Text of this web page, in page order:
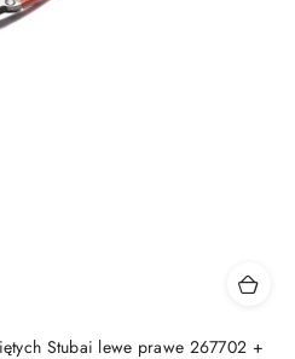
Stubai lewe prawe 267702 +